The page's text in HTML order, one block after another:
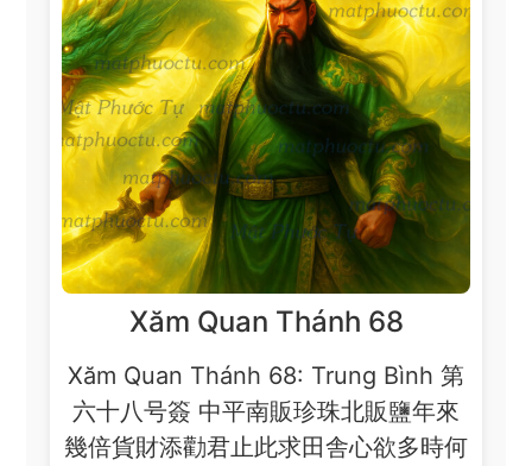
Xăm Quan Thánh 68
Xăm Quan Thánh 68: Trung Bình 第
六十八号簽 中平南販珍珠北販鹽年來
幾倍貨財添勸君止此求田舎心欲多時何